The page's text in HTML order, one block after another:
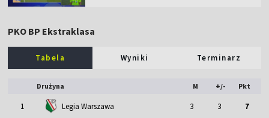
PKO BP Ekstraklasa
Tabela Wyniki Terminarz
Drużyna M +/- Pkt
1 Legia Warszawa 3 3 7